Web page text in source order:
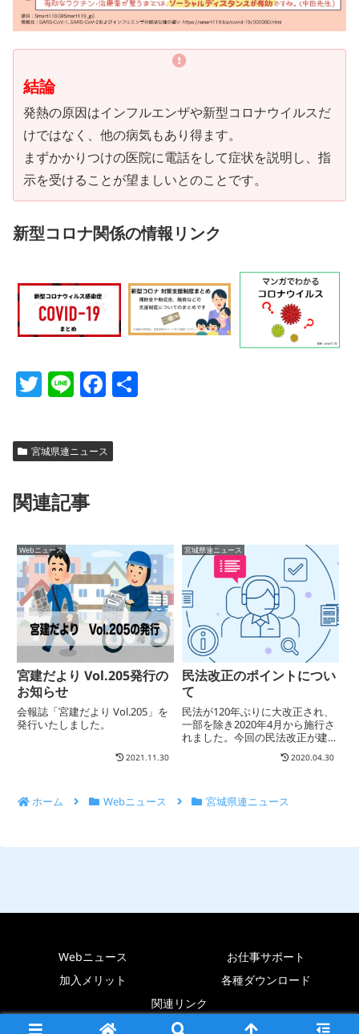
結論
発熱の原因はインフルエンザや新型コロナウイルスだ
けではなく、他の病気もあり得ます。
まずかかりつけの医院に電話をして症状を説明し、指
示を受けることが望ましいとのことです。
新型コロナ関係の情報リンク
T
itt
er
Li
e
F
c
e
o
k
宮城県連ニュース
関連記事
Webニュース
宮建だより Vol.205発行の
お知らせ
会報誌「宮建だより Vol.205」を
発行いたしました。
2021.11.30
宮城県連ニュース
民法改正のポイントについ
て
民法が120年ぶりに大改正され、
一部を除き2020年4月から施行さ
れました。今回の民法改正が建設
業の経営に与える影響も大きいの
で、主だったポイントをまとめて
2020.04.30
ホーム Webニュース 宮城県連ニュース
Webニュース
お仕事サポート
加入メリット
各種ダウンロード
関連リンク